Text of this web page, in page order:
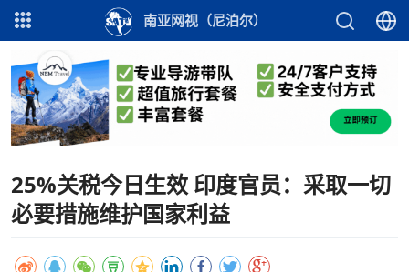
南亚网视（尼泊尔）
25%关税今日生效 印度官员：采取一切
必要措施维护国家利益